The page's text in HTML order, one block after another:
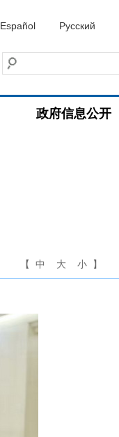
Español Русский
政府信息公开
【 中 大 小 】